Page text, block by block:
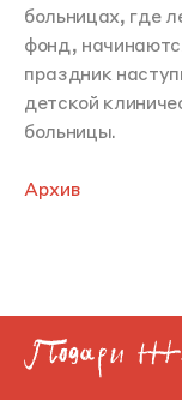
больницах, где
фонд,
праздник
детской
больницы.
Архив